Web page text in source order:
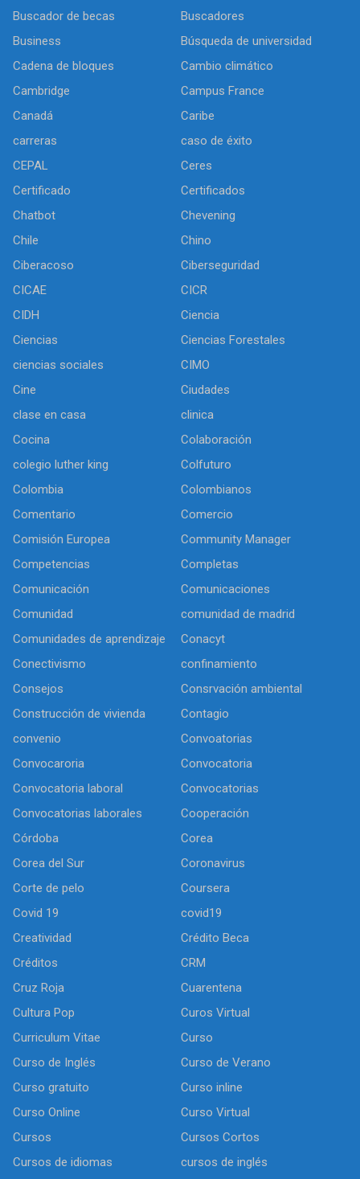
Buscador de becas
Buscadores
Business
Búsqueda de universidad
Cadena de bloques
Cambio climático
Cambridge
Campus France
Canadá
Caribe
carreras
caso de éxito
CEPAL
Ceres
Certificado
Certificados
Chatbot
Chevening
Chile
Chino
Ciberacoso
Ciberseguridad
CICAE
CICR
CIDH
Ciencia
Ciencias
Ciencias Forestales
ciencias sociales
CIMO
Cine
Ciudades
clase en casa
clinica
Cocina
Colaboración
colegio luther king
Colfuturo
Colombia
Colombianos
Comentario
Comercio
Comisión Europea
Community Manager
Competencias
Completas
Comunicación
Comunicaciones
Comunidad
comunidad de madrid
Comunidades de aprendizaje
Conacyt
Conectivismo
confinamiento
Consejos
Consrvación ambiental
Construcción de vivienda
Contagio
convenio
Convoatorias
Convocaroria
Convocatoria
Convocatoria laboral
Convocatorias
Convocatorias laborales
Cooperación
Córdoba
Corea
Corea del Sur
Coronavirus
Corte de pelo
Coursera
Covid 19
covid19
Creatividad
Crédito Beca
Créditos
CRM
Cruz Roja
Cuarentena
Cultura Pop
Curos Virtual
Curriculum Vitae
Curso
Curso de Inglés
Curso de Verano
Curso gratuito
Curso inline
Curso Online
Curso Virtual
Cursos
Cursos Cortos
Cursos de idiomas
cursos de inglés